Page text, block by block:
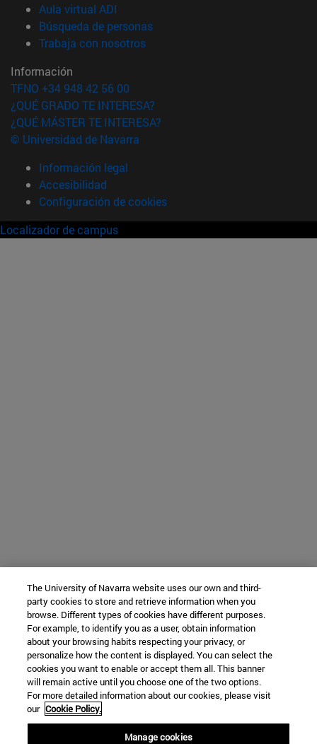
Aula virtual ADI
Búsqueda de personas(abre en nueva ventana)
Trabaja con nosotros(abre en nueva ventana)
Información
TFNO +34 948 42 56 00
¿QUÉ GRADO TE INTERESA?
¿QUÉ MÁSTER TE INTERESA?
© Universidad de Navarra
Información legal
Accesibilidad
Configuración de cookies
Localizador de campus
The University of Navarra website uses our own and third-
party cookies to store and retrieve information when you
browse. Different types of cookies have different purposes.
For example, to identify you as a user, obtain information
about your browsing habits respecting your privacy, or
personalize how the content is displayed. You can select the
cookies you want to enable or accept them all. This banner
will remain active until you choose one of the two options.
For more detailed information about our cookies, please visit
our Cookie Policy.
Manage cookies